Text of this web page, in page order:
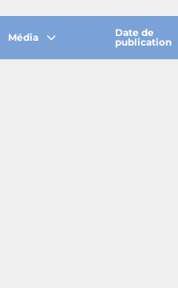
Média
Date de
publication